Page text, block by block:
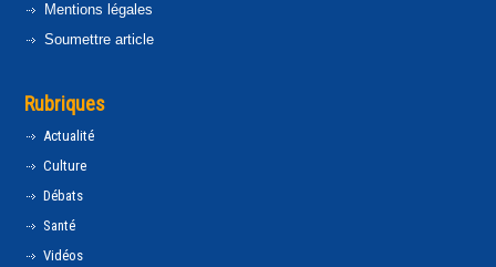
Mentions légales
Soumettre article
Rubriques
Actualité
Culture
Débats
Santé
Vidéos